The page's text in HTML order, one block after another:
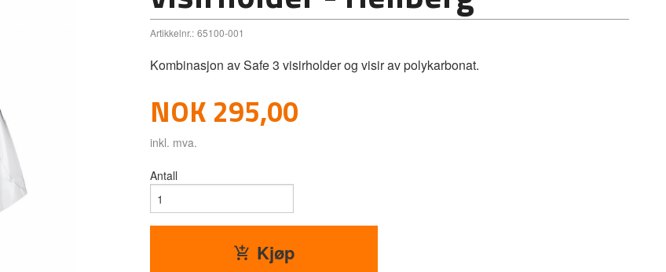
Artikkelnr.: 65100-001
Kombinasjon av Safe 3 visirholder og visir av polykarbonat.
Pris
NOK 295,00
inkl. mva.
Antall
Kjøp